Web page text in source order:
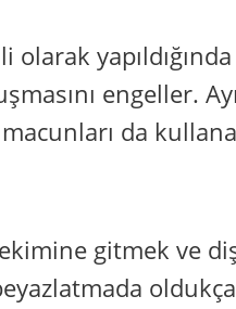
olarak
engeller.
da
gitmek ve